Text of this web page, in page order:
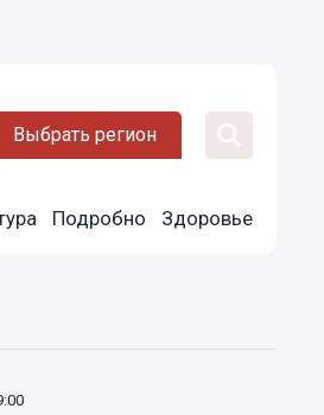
Выбрать регион
Подробно Здоровье